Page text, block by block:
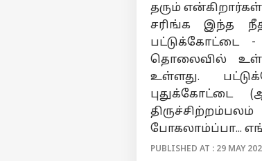
தரும்
சரிங்க இந்த
பட்டுக்கோட்டை -
தொலைவில்
உள்ளது.
புதுக்கோட்டை
போகலாம்ப்பா...
PUBLISHED AT : 29 MAY